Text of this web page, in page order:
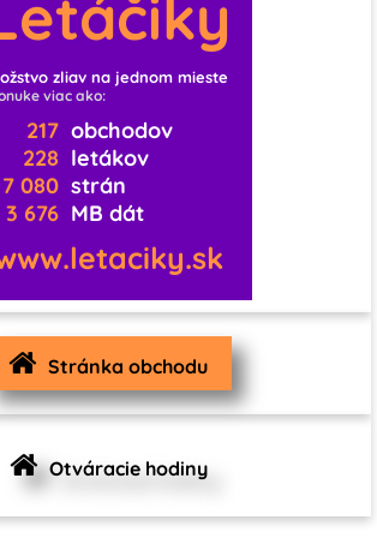
0
0
0
0 0
0 0
0 1
zliav na jednom mieste
viac ako:
217 obchodov
228 letákov
7 080 strán
3 676 MB dát
Stránka obchodu
Otváracie hodiny